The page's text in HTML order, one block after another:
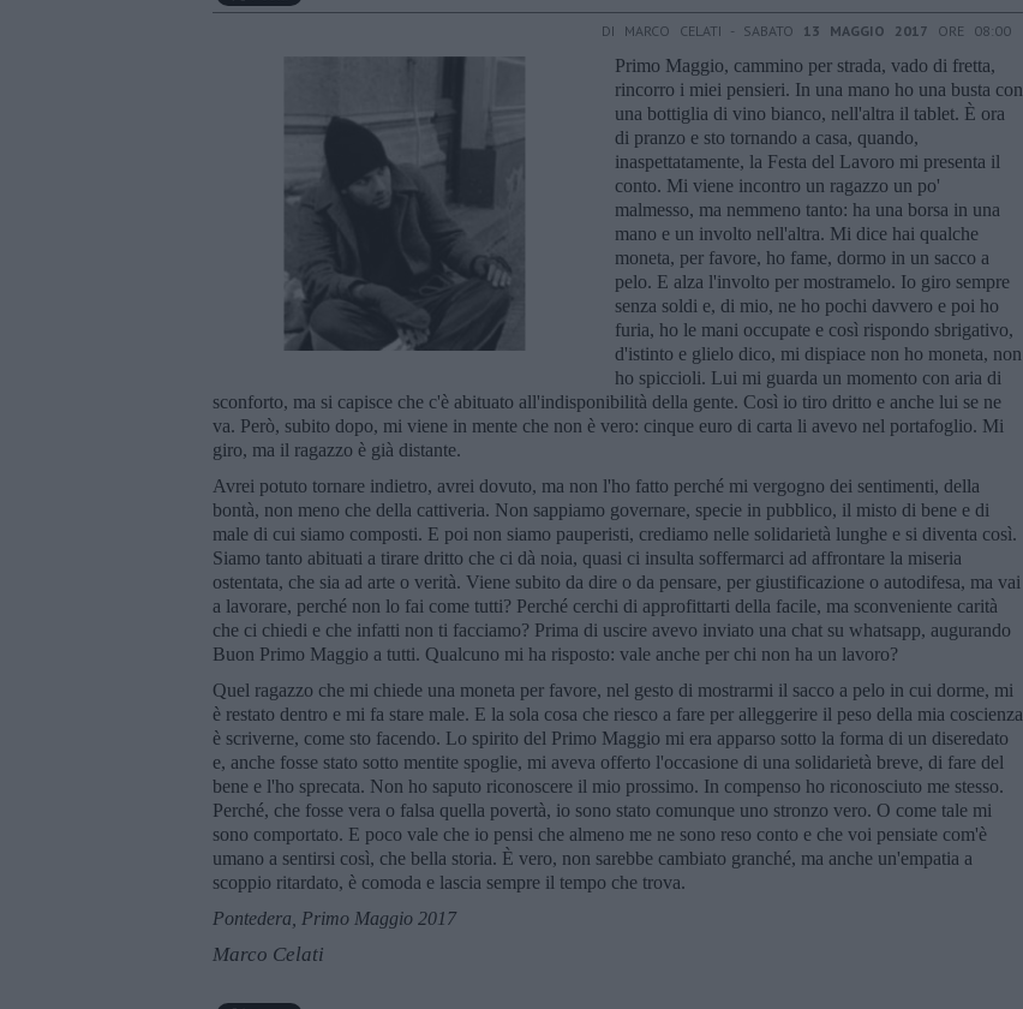
DI MARCO CELATI - SABATO 13 MAGGIO 2017 ORE 08:00
Primo Maggio, cammino per strada, vado di fretta,
rincorro i miei pensieri. In una mano ho una busta con
una bottiglia di vino bianco, nell'altra il tablet. È ora
di pranzo e sto tornando a casa, quando,
inaspettatamente, la Festa del Lavoro mi presenta il
conto. Mi viene incontro un ragazzo un po'
malmesso, ma nemmeno tanto: ha una borsa in una
mano e un involto nell'altra. Mi dice hai qualche
moneta, per favore, ho fame, dormo in un sacco a
pelo. E alza l'involto per mostramelo. Io giro sempre
senza soldi e, di mio, ne ho pochi davvero e poi ho
furia, ho le mani occupate e così rispondo sbrigativo,
d'istinto e glielo dico, mi dispiace non ho moneta, non
ho spiccioli. Lui mi guarda un momento con aria di
sconforto, ma si capisce che c'è abituato all'indisponibilità della gente. Così io tiro dritto e anche lui se ne
va. Però, subito dopo, mi viene in mente che non è vero: cinque euro di carta li avevo nel portafoglio. Mi
giro, ma il ragazzo è già distante.
Avrei potuto tornare indietro, avrei dovuto, ma non l'ho fatto perché mi vergogno dei sentimenti, della
bontà, non meno che della cattiveria. Non sappiamo governare, specie in pubblico, il misto di bene e di
male di cui siamo composti. E poi non siamo pauperisti, crediamo nelle solidarietà lunghe e si diventa così.
Siamo tanto abituati a tirare dritto che ci dà noia, quasi ci insulta soffermarci ad affrontare la miseria
ostentata, che sia ad arte o verità. Viene subito da dire o da pensare, per giustificazione o autodifesa, ma vai
a lavorare, perché non lo fai come tutti? Perché cerchi di approfittarti della facile, ma sconveniente carità
che ci chiedi e che infatti non ti facciamo? Prima di uscire avevo inviato una chat su whatsapp, augurando
Buon Primo Maggio a tutti. Qualcuno mi ha risposto: vale anche per chi non ha un lavoro?
Quel ragazzo che mi chiede una moneta per favore, nel gesto di mostrarmi il sacco a pelo in cui dorme, mi
è restato dentro e mi fa stare male. E la sola cosa che riesco a fare per alleggerire il peso della mia coscienza
è scriverne, come sto facendo. Lo spirito del Primo Maggio mi era apparso sotto la forma di un diseredato
e, anche fosse stato sotto mentite spoglie, mi aveva offerto l'occasione di una solidarietà breve, di fare del
bene e l'ho sprecata. Non ho saputo riconoscere il mio prossimo. In compenso ho riconosciuto me stesso.
Perché, che fosse vera o falsa quella povertà, io sono stato comunque uno stronzo vero. O come tale mi
sono comportato. E poco vale che io pensi che almeno me ne sono reso conto e che voi pensiate com'è
umano a sentirsi così, che bella storia. È vero, non sarebbe cambiato granché, ma anche un'empatia a
scoppio ritardato, è comoda e lascia sempre il tempo che trova.
Pontedera, Primo Maggio 2017
Marco Celati